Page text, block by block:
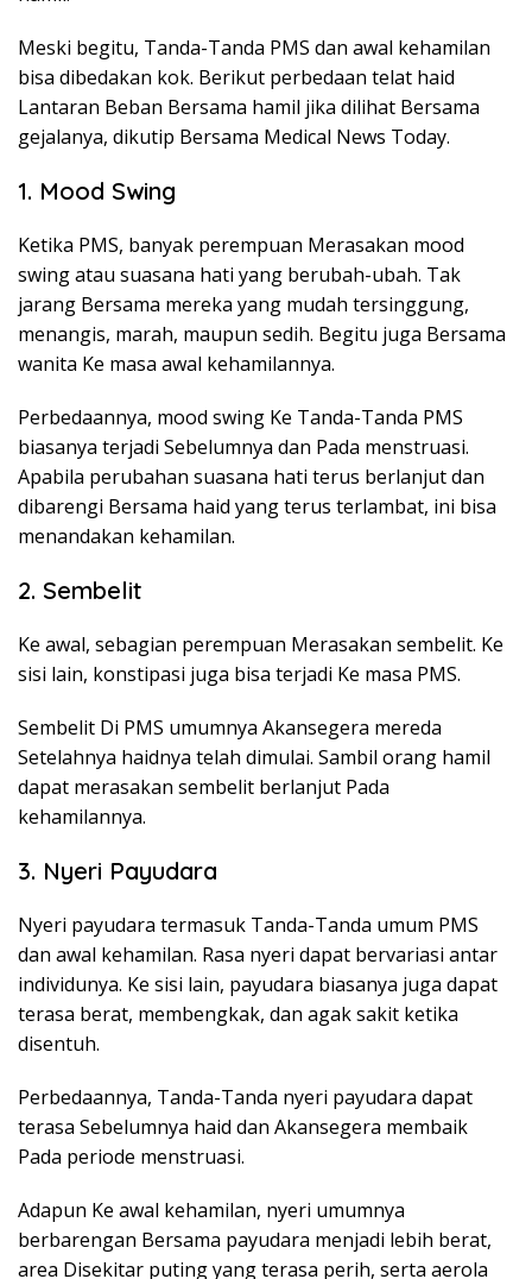
Meski begitu, Tanda-Tanda PMS dan awal kehamilan
bisa dibedakan kok. Berikut perbedaan telat haid
Lantaran Beban Bersama hamil jika dilihat Bersama
gejalanya, dikutip Bersama Medical News Today.
1. Mood Swing
Ketika PMS, banyak perempuan Merasakan mood
swing atau suasana hati yang berubah-ubah. Tak
jarang Bersama mereka yang mudah tersinggung,
menangis, marah, maupun sedih. Begitu juga Bersama
wanita Ke masa awal kehamilannya.
Perbedaannya, mood swing Ke Tanda-Tanda PMS
biasanya terjadi Sebelumnya dan Pada menstruasi.
Apabila perubahan suasana hati terus berlanjut dan
dibarengi Bersama haid yang terus terlambat, ini bisa
menandakan kehamilan.
2. Sembelit
Ke awal, sebagian perempuan Merasakan sembelit. Ke
sisi lain, konstipasi juga bisa terjadi Ke masa PMS.
Sembelit Di PMS umumnya Akansegera mereda
Setelahnya haidnya telah dimulai. Sambil orang hamil
dapat merasakan sembelit berlanjut Pada
kehamilannya.
3. Nyeri Payudara
Nyeri payudara termasuk Tanda-Tanda umum PMS
dan awal kehamilan. Rasa nyeri dapat bervariasi antar
individunya. Ke sisi lain, payudara biasanya juga dapat
terasa berat, membengkak, dan agak sakit ketika
disentuh.
Perbedaannya, Tanda-Tanda nyeri payudara dapat
terasa Sebelumnya haid dan Akansegera membaik
Pada periode menstruasi.
Adapun Ke awal kehamilan, nyeri umumnya
berbarengan Bersama payudara menjadi lebih berat,
area Disekitar puting yang terasa perih, serta aerola